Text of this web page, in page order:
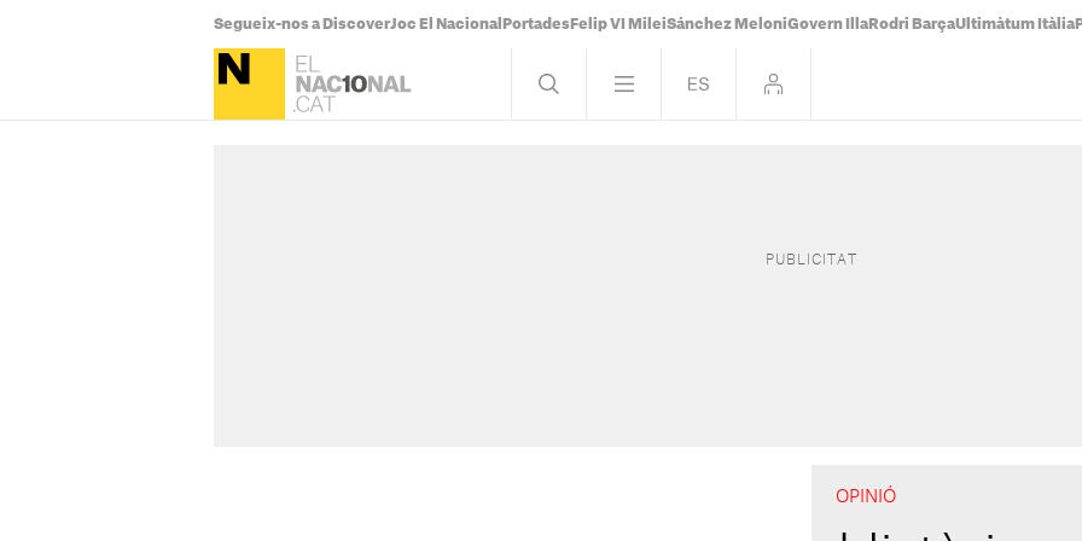
Segueix-nos a DiscoverJoc El Nacional Portades Felip VI MileiSánchez MeloniGovern Illa Rodri BarçaUltimàtum Itàlia
OPINIÓ